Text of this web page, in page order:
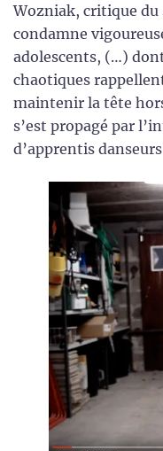
Wozniak, critique
condamne
adolescents, (…)
chaotiques
maintenir la tête
s’est propagé par
d’apprentis